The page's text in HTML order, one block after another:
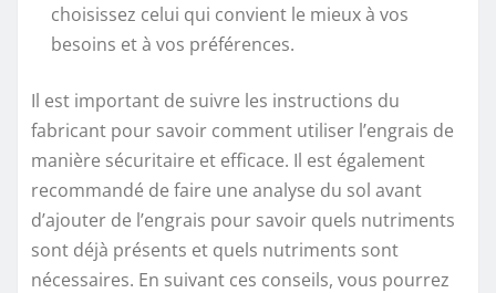
choisissez celui qui convient le mieux à vos
besoins et à vos préférences.
Il est important de suivre les instructions du
fabricant pour savoir comment utiliser l’engrais de
manière sécuritaire et efficace. Il est également
recommandé de faire une analyse du sol avant
d’ajouter de l’engrais pour savoir quels nutriments
sont déjà présents et quels nutriments sont
nécessaires. En suivant ces conseils, vous pourrez